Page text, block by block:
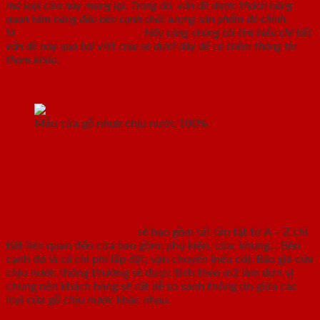
mà loại cửa này mang lại. Trong đó, vấn đề được khách hàng
quan tâm hàng đầu bên cạnh chất lượng sản phẩm đó chính
là
. Hãy cùng chúng tôi tìm hiểu chi tiết
vấn đề này qua bài viết chia sẻ dưới đây để có thêm thông tin
tham khảo.
Mẫu cửa gỗ nhựa chịu nước 100%
sẽ bao gồm tất tần tật từ A – Z chi
tiết liên quan đến cửa bao gồm: phụ kiện, cửa, khung… Bên
cạnh đó là cả chi phí lắp đặt, vận chuyển (nếu có). Báo giá cửa
chịu nước thông thường sẽ được tính theo m2 làm đơn vị
chung nên khách hàng sẽ rất dễ so sánh thông tin giữa các
loại cửa gỗ chịu nước khác nhau.